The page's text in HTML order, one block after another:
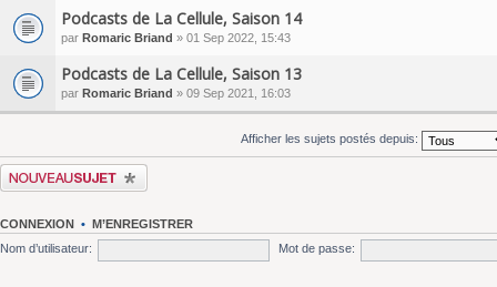
Podcasts de La Cellule, Saison 14
par Romaric Briand » 01 Sep 2022, 15:43
Podcasts de La Cellule, Saison 13
par Romaric Briand » 09 Sep 2021, 16:03
Afficher les sujets postés depuis:
Écrire un nouveau sujet
CONNEXION • M’ENREGISTRER
Nom d’utilisateur:
Mot de passe: